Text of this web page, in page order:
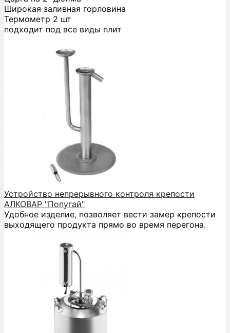
Широкая заливная горловина
Термометр 2 шт
подходит под все виды плит
Устройство непрерывного контроля крепости
АЛКОВАР "Попугай"
Удобное изделие, позволяет вести замер крепости
выходящего продукта прямо во время перегона.